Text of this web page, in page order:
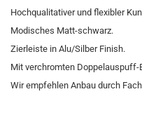
Hochqualitativer und flexibler
Modisches Matt-schwarz.
Zierleiste in Alu/Silber Finish.
Mit verchromten
Wir empfehlen Anbau durch